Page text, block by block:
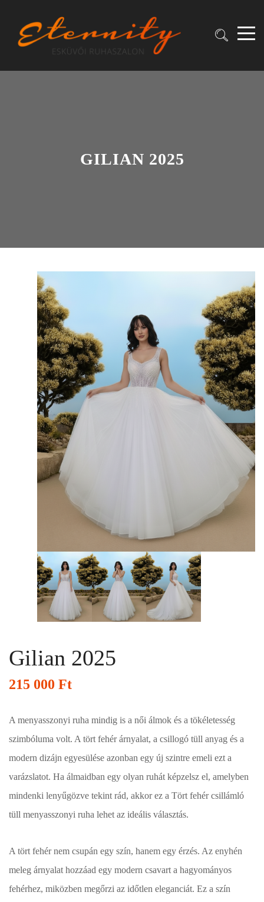
GILIAN 2025
Gilian 2025
215 000 Ft
A menyasszonyi ruha mindig is a női álmok és a tökéletesség
szimbóluma volt. A tört fehér árnyalat, a csillogó tüll anyag és a
modern dizájn egyesülése azonban egy új szintre emeli ezt a
varázslatot. Ha álmaidban egy olyan ruhát képzelsz el, amelyben
mindenki lenyűgözve tekint rád, akkor ez a Tört fehér csillámló
tüll menyasszonyi ruha lehet az ideális választás.
A tört fehér nem csupán egy szín, hanem egy érzés. Az enyhén
meleg árnyalat hozzáad egy modern csavart a hagyományos
fehérhez, miközben megőrzi az időtlen eleganciát. Ez a szín